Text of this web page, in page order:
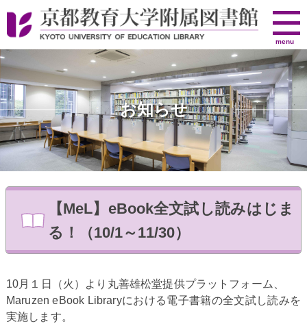
京
都
教
育
大
学
附
属
図
書
menu
お知らせ
【MeL】eBook全文試し読みはじま
る！（10/1～11/30）
10月１日（火）より丸善雄松堂提供プラットフォーム、
Maruzen eBook Libraryにおける電子書籍の全文試し読みを
実施します。